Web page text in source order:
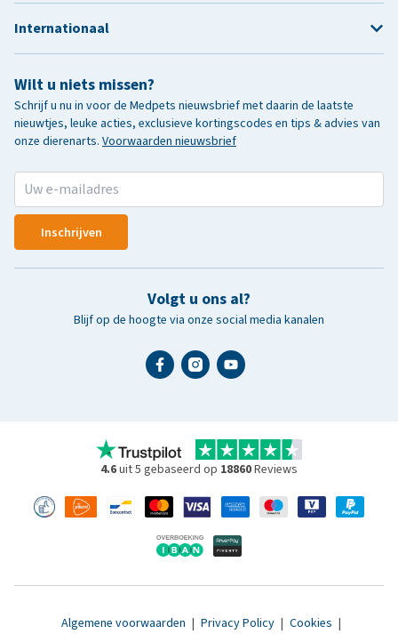
Wilt u niets missen?
Schrijf u nu in voor de Medpets nieuwsbrief met daarin de laatste
nieuwtjes, leuke acties, exclusieve kortingscodes en tips & advies van
onze dierenarts. Voorwaarden nieuwsbrief
Inschrijven
Volgt u ons al?
Blijf op de hoogte via onze social media kanalen
Internationaal
4.6uit 5 gebaseerd op 18860Reviews
Algemene voorwaarden | Privacy Policy | Cookies |